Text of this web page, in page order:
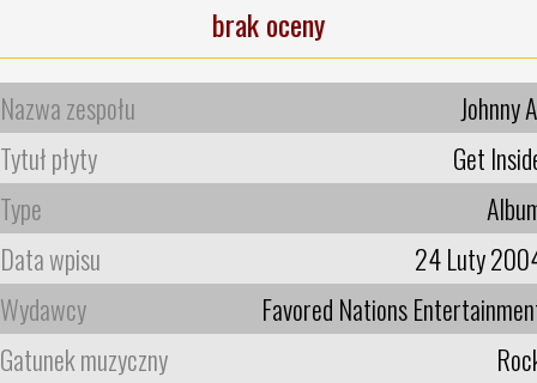
brak oceny
Nazwa zespołu
Johnny
Tytuł płyty
Get
Type
Data wpisu
24 Luty
Wydawcy
Favored Nations
Gatunek muzyczny